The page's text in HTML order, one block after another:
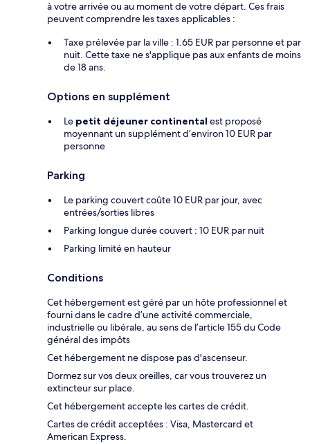
à votre arrivée ou au moment de votre départ. Ces frais
peuvent comprendre les taxes applicables :
Taxe prélevée par la ville : 1.65 EUR par personne et par
nuit. Cette taxe ne s'applique pas aux enfants de moins
de 18 ans.
Options en supplément
Le petit déjeuner continental est proposé
moyennant un supplément d’environ 10 EUR par
personne
Parking
Le parking couvert coûte 10 EUR par jour, avec
entrées/sorties libres
Parking longue durée couvert : 10 EUR par nuit
Parking limité en hauteur
Conditions
Cet hébergement est géré par un hôte professionnel et
fourni dans le cadre d’une activité commerciale,
industrielle ou libérale, au sens de l’article 155 du Code
général des impôts
Cet hébergement ne dispose pas d'ascenseur.
Dormez sur vos deux oreilles, car vous trouverez un
extincteur sur place.
Cet hébergement accepte les cartes de crédit.
Cartes de crédit acceptées : Visa, Mastercard et
American Express.